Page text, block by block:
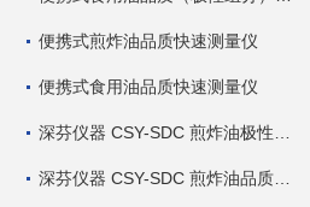
便携式煎炸油品质快速测量仪
便携式食用油品质快速测量仪